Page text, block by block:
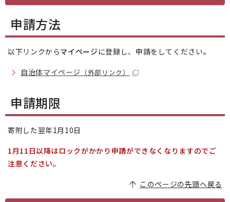
申請方法
以下リンクからマイページに登録し、申請をしてください。
自治体マイページ （外部リンク）
申請期限
寄附した翌年1月10日
1月11日以降はロックがかかり申請ができなくなりますのでご
注意ください。
このページの先頭へ戻る